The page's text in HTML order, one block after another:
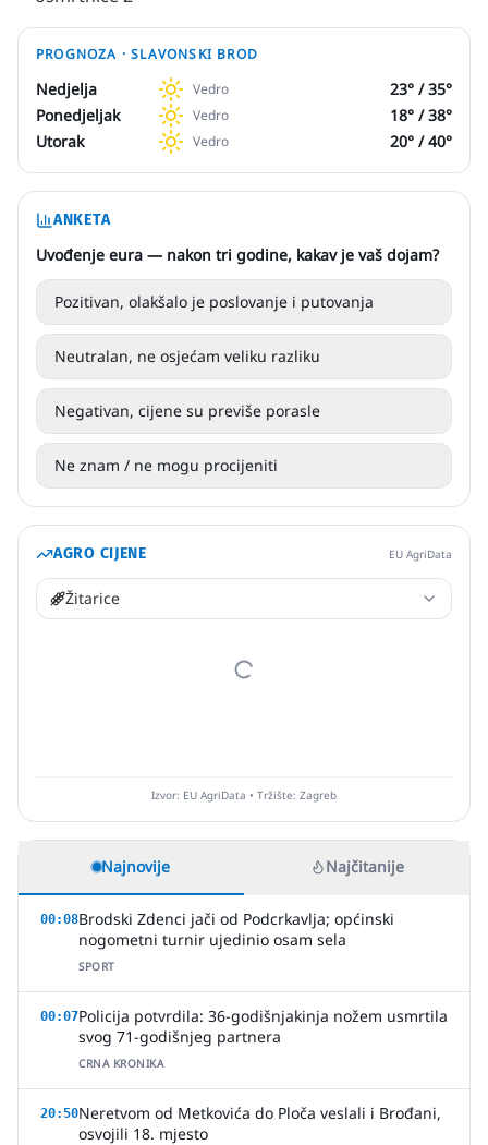
PROGNOZA ·SLAVONSKI BROD
Nedjelja Vedro 23° /35°
Ponedjeljak
Vedro 18° /38°
Utorak
Vedro 20° /40°
ANKETA
Uvođenje eura — nakon tri godine, kakav je vaš dojam?
Pozitivan, olakšalo je poslovanje i putovanja
Neutralan, ne osjećam veliku razliku
Negativan, cijene su previše porasle
Ne znam / ne mogu procijeniti
AGRO CIJENE EU AgriData
Žitarice
Izvor: EU AgriData • Tržište: Zagreb
Najnovije Najčitanije
00:08Brodski Zdenci jači od Podcrkavlja; općinski
nogometni turnir ujedinio osam sela
SPORT
00:07Policija potvrdila: 36-godišnjakinja nožem usmrtila
svog 71-godišnjeg partnera
CRNA KRONIKA
20:50Neretvom od Metkovića do Ploča veslali i Brođani,
osvojili 18. mjesto